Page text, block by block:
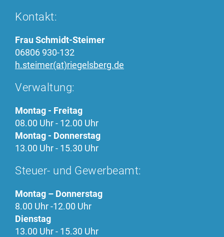
Kontakt:
Frau Schmidt-Steimer
06806 930-132
h.steimer(at)riegelsberg.de
Verwaltung:
Montag - Freitag
08.00 Uhr - 12.00 Uhr
Montag - Donnerstag
13.00 Uhr - 15.30 Uhr
Steuer- und Gewerbeamt:
Montag – Donnerstag
8.00 Uhr -12.00 Uhr
Dienstag
13.00 Uhr - 15.30 Uhr